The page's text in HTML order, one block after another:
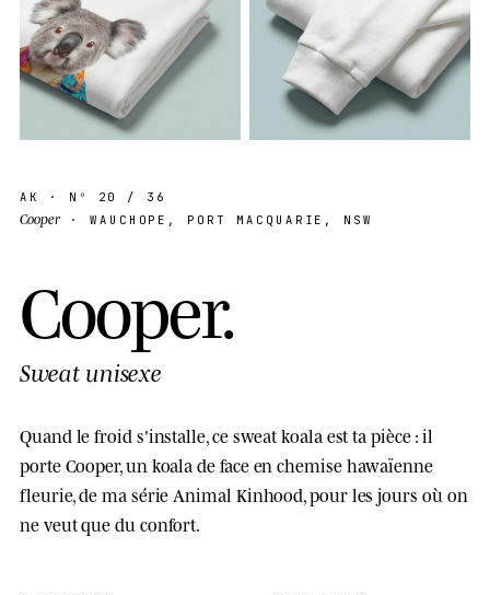
AK · Nº 20 / 36
Cooper · WAUCHOPE, PORT MACQUARIE, NSW
Cooper.
Sweat unisexe
Quand le froid s'installe, ce sweat koala est ta pièce : il
porte Cooper, un koala de face en chemise hawaïenne
fleurie, de ma série Animal Kinhood, pour les jours où on
ne veut que du confort.